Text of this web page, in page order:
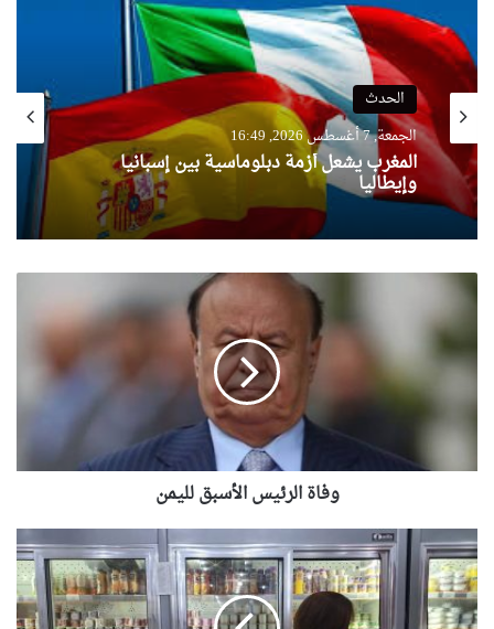
الحدث
الجمعة, 7 أغسطس 2026, 16:49
المغرب يشعل أزمة دبلوماسية بين إسبانيا
وإيطاليا
وفاة
الرئيس
الأسبق
لليمن
وفاة الرئيس الأسبق لليمن
وزارة
التجارة
الداخلية
: